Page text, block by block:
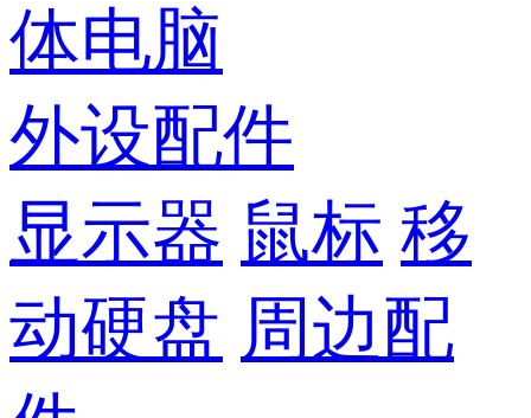
体电脑
外设配件
显示器 鼠标 移
动硬盘 周边配